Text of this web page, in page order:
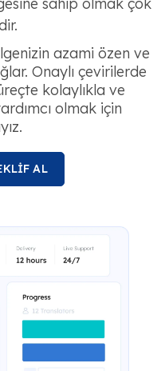
azami özen ve
Onaylı çevirilerde
kolaylıkla ve
olmak için
AL